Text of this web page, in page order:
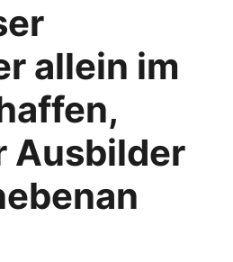
allein im
Ausbilder